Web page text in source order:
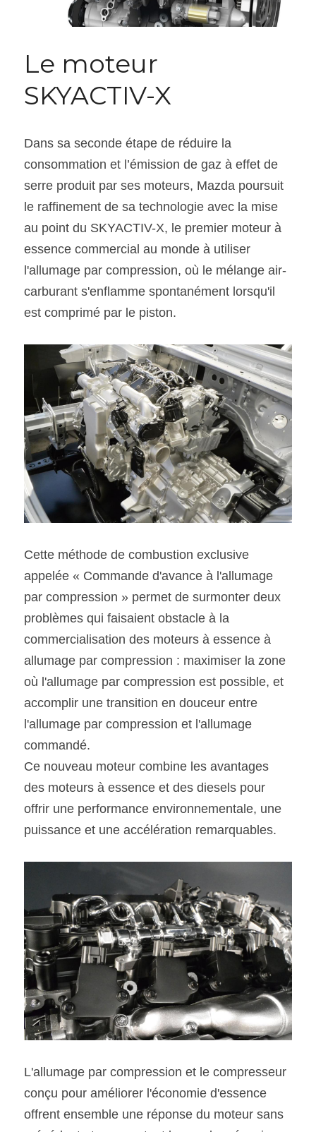
Le moteur
SKYACTIV-X
Dans sa seconde étape de réduire la
consommation et l’émission de gaz à effet de
serre produit par ses moteurs, Mazda poursuit
le raffinement de sa technologie avec la mise
au point du SKYACTIV-X, le premier moteur à
essence commercial au monde à utiliser
l'allumage par compression, où le mélange air-
carburant s'enflamme spontanément lorsqu'il
est comprimé par le piston.
Cette méthode de combustion exclusive
appelée « Commande d'avance à l'allumage
par compression » permet de surmonter deux
problèmes qui faisaient obstacle à la
commercialisation des moteurs à essence à
allumage par compression : maximiser la zone
où l'allumage par compression est possible, et
accomplir une transition en douceur entre
l'allumage par compression et l'allumage
commandé.
Ce nouveau moteur combine les avantages
des moteurs à essence et des diesels pour
offrir une performance environnementale, une
puissance et une accélération remarquables.
L'allumage par compression et le compresseur
conçu pour améliorer l'économie d'essence
offrent ensemble une réponse du moteur sans